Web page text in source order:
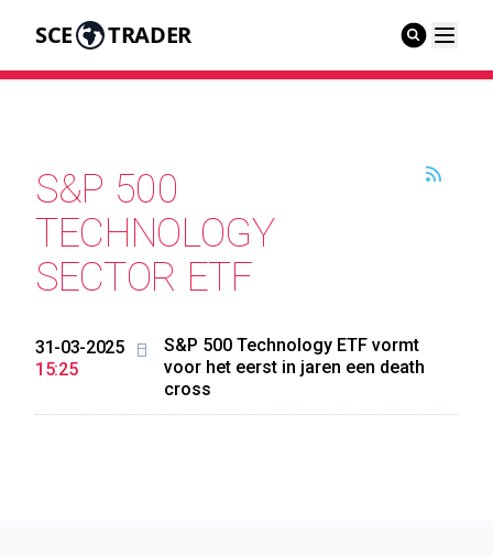
SCE TRADER
S&P 500
TECHNOLOGY
SECTOR ETF
31-03-2025
15:25
S&P 500 Technology ETF vormt
voor het eerst in jaren een death
cross